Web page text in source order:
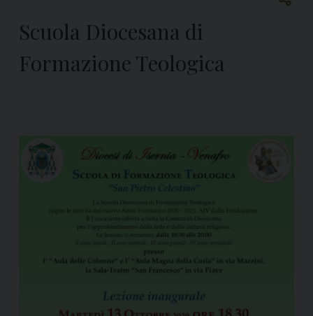
Scuola Diocesana di
Formazione Teologica